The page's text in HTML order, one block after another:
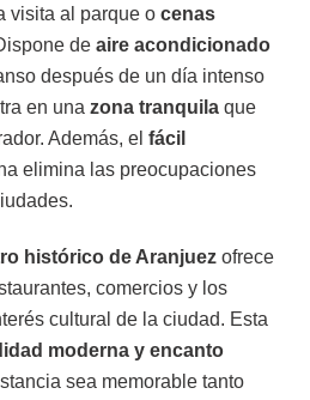
visita al parque ocenas
deaire acondicionado
después de un día intenso
en unazona tranquila que
Además, elfácil
elimina las preocupaciones
histórico de Aranjuez ofrece
comercios y los
cultural de la ciudad. Esta
moderna y encanto
sea memorable tanto